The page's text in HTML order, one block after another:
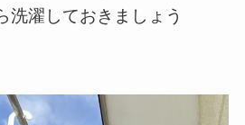
洗濯しておきましょう